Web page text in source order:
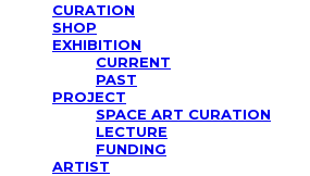
CURATION
SHOP
EXHIBITION
CURRENT
PAST
PROJECT
SPACE ART CURATION
LECTURE
FUNDING
ARTIST